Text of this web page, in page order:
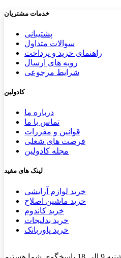
خدمات مشتریان
پشتیب​​انی
سوالات متداول
راهنمای خرید و پرداخت
رویه های ارسال
شرایط مرجوعی
کادولین
درباره ما
تماس با ما
قوانین و مقررات
فرصت های شغلی
مجله کادولین
لینک های مفید
خرید لوازم آرایشی
خرید ماشین اصلاح
خرید کاندوم
خرید بدلیجات
خرید پاوربانک